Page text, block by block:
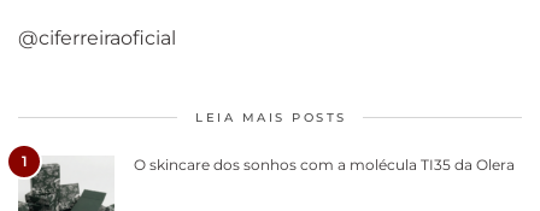
@ciferreiraoficial
LEIA MAIS POSTS
1 O skincare dos sonhos com a molécula TI35 da Olera